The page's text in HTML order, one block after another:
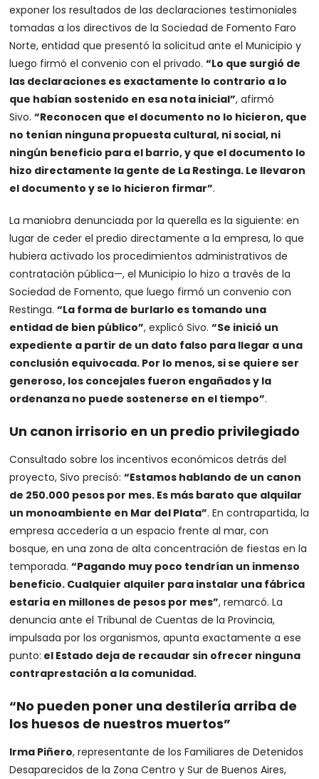
exponer los resultados de las declaraciones testimoniales
tomadas a los directivos de la Sociedad de Fomento Faro
Norte, entidad que presentó la solicitud ante el Municipio y
luego firmó el convenio con el privado.“Lo que surgió de
las declaraciones es exactamente lo contrario a lo
que habían sostenido en esa nota inicial”, afirmó
Sivo.“Reconocen que el documento no lo hicieron, que
no tenían ninguna propuesta cultural, ni social, ni
ningún beneficio para el barrio, y que el documento lo
hizo directamente la gente de La Restinga. Le llevaron
el documento y se lo hicieron firmar”.
La maniobra denunciada por la querella es la siguiente: en
lugar de ceder el predio directamente a la empresa, lo que
hubiera activado los procedimientos administrativos de
contratación pública—, el Municipio lo hizo a través de la
Sociedad de Fomento, que luego firmó un convenio con
Restinga.“La forma de burlarlo es tomando una
entidad de bien público”, explicó Sivo.“Se inició un
expediente a partir de un dato falso para llegar a una
conclusión equivocada. Por lo menos, si se quiere ser
generoso, los concejales fueron engañados y la
ordenanza no puede sostenerse en el tiempo”.
Un canon irrisorio en un predio privilegiado
Consultado sobre los incentivos económicos detrás del
proyecto, Sivo precisó:“Estamos hablando de un canon
de 250.000 pesos por mes. Es más barato que alquilar
un monoambiente en Mar del Plata”. En contrapartida, la
empresa accedería a un espacio frente al mar, con
bosque, en una zona de alta concentración de fiestas en la
temporada.“Pagando muy poco tendrían un inmenso
beneficio. Cualquier alquiler para instalar una fábrica
estaría en millones de pesos por mes”, remarcó. La
denuncia ante el Tribunal de Cuentas de la Provincia,
impulsada por los organismos, apunta exactamente a ese
punto: el Estado deja de recaudar sin ofrecer ninguna
contraprestación a la comunidad.
“No pueden poner una destilería arriba de
los huesos de nuestros muertos”
Irma Piñero, representante de los Familiares de Detenidos
Desaparecidos de la Zona Centro y Sur de Buenos Aires,